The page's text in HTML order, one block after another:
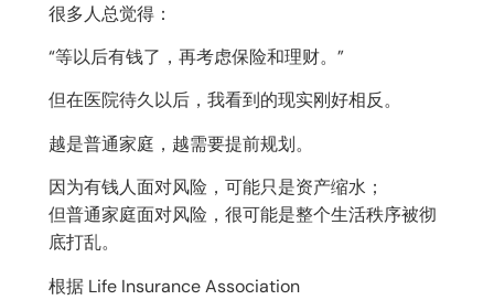
很多人总觉得：
“等以后有钱了，再考虑保险和理财。”
但在医院待久以后，我看到的现实刚好相反。
越是普通家庭，越需要提前规划。
因为有钱人面对风险，可能只是资产缩水；
但普通家庭面对风险，很可能是整个生活秩序被彻
底打乱。
根据 Life Insurance Association